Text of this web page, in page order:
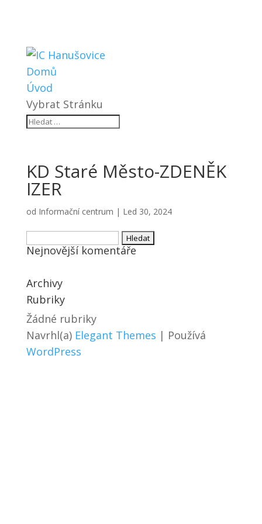
Domů
Úvod
Vybrat Stránku
KD Staré Město-ZDENĚK
IZER
od Informační centrum | Led 30, 2024
Vyhledávání
Nejnovější komentáře
Archivy
Rubriky
Žádné rubriky
Navrhl(a) Elegant Themes | Používá
WordPress